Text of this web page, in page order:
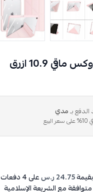
10.9 ازرق
بـمدي
24.75 ر.س على4دفعات
مع الشريعة الإسلامية